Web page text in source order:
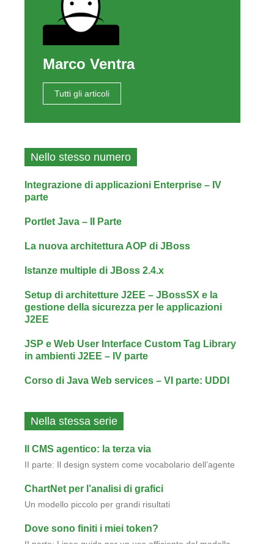
Marco Ventra
Tutti gli articoli
Nello stesso numero
Integrazione di applicazioni Enterprise – IV
parte
Portlet Java – II Parte
La nuova architettura AOP di JBoss
Istanze multiple di JBoss 2.4.x
Setup di architetture J2EE – JBossSX e la
gestione della sicurezza per le applicazioni
J2EE
JSP e Web User Interface Custom Tag Library
in ambienti J2EE – IV parte
Corso di Java Web services – VI parte: UDDI
Nella stessa serie
Il CMS agentico: la terza via
II parte: Il design system come vocabolario dell’agente
ChartNet per l’analisi di grafici
Un modello piccolo per grandi risultati
Dove sono finiti i miei token?